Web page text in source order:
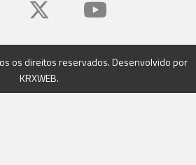
os direitos reservados. Desenvolvido por
KRXWEB.